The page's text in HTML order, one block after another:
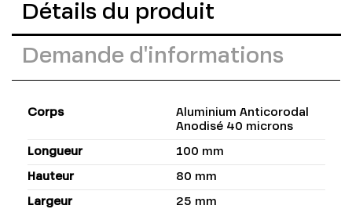
Détails du produit
Demande d'informations
Corps
Aluminium Anticorodal
Anodisé 40 microns
Longueur 100 mm
Hauteur 80 mm
Largeur 25 mm